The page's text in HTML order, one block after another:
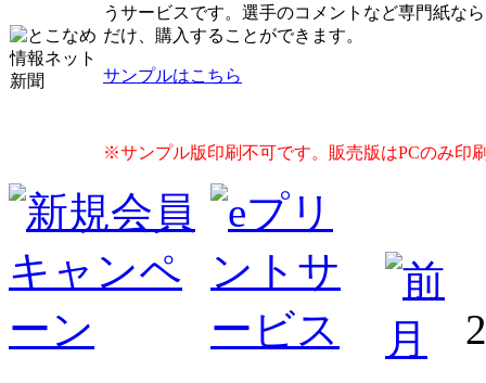
うサービスです。選手のコメントなど専門紙な
だけ、購入することができます。
サンプルはこちら
※サンプル版印刷不可です。販売版はPCのみ印